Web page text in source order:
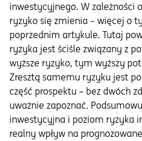
inwestycyjnego. W zależności
ryzyko się zmienia – więcej o
poprzednim artykule. Tutaj
ryzyka jest ściśle związany z
wyższe ryzyko, tym wyższy
Zresztą samemu ryzyku jest
część prospektu – bez dwóch
uważnie zapoznać.
inwestycyjna i poziom ryzyka
realny wpływ na